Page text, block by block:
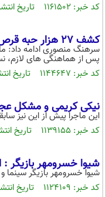
کد خبر: ۱۱۶۱۵۰۲ تاریخ انتشار : ۱۴۰۵/۰۲/۱۸
کشف ۲۷ هزار حبه قرص قاچاق در کرمانشاه
سرهنگ منصوری ادامه داد:
پس از هماهنگی های لازم،
کد خبر: ۱۱۴۴۶۴۷ تاریخ انتشار : ۱۴۰۴/۱۲/۰۶
نیکی کریمی و مشکل
این ماجرا پیش از این نیز
کد خبر: ۱۱۳۹۱۵۵ تاریخ انتشار : ۱۴۰۴/۱۱/۱۹
شیوا خسرومهر بازیگر
شیوا خسرومهر بازیگر سینما
کد خبر: ۱۱۲۴۱۰۹ تاریخ انتشار : ۱۴۰۴/۰۹/۲۵